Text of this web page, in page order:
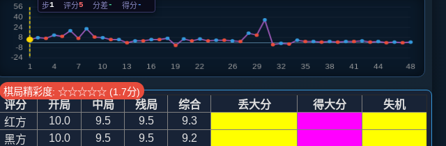
.....车４进３ 红+5
7. 马二进三 红+0 马二进四
.....象７进５ 红+3
8. 仕四进五 红+3 兵三进一
步1 评分5 分差- 得分-
棋局精彩度: ☆☆☆☆☆ (1.7分)
评分 开局 中局 残局 综合 丢大分 得大分
失机
红方
10.0 9.5 9.5
9.3
黑方
10.0 9.5 9.5 9.2